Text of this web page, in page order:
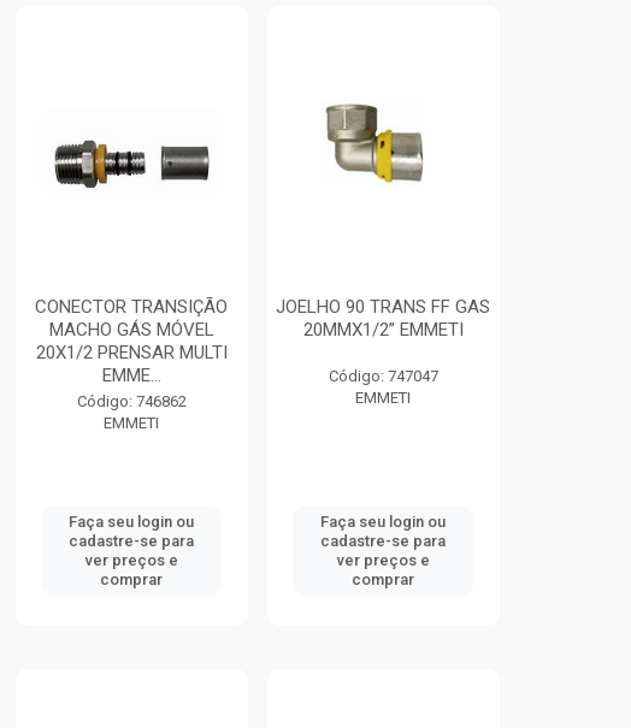
CONECTOR TRANSIÇÃO
MACHO GÁS MÓVEL
20X1/2 PRENSAR MULTI
EMME...
Código: 746862
EMMETI
Faça seu login ou
cadastre-se para
ver preços e
comprar
JOELHO 90 TRANS FF GAS
20MMX1/2” EMMETI
Código: 747047
EMMETI
Faça seu login ou
cadastre-se para
ver preços e
comprar